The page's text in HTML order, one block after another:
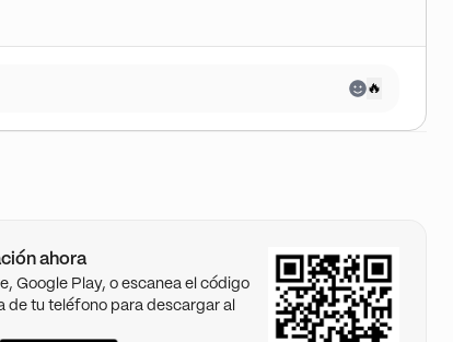
🔥
ahora
Google Play, o escanea el código
de tu teléfono para descargar al